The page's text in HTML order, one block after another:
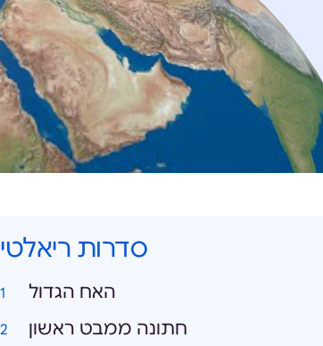
סדרות ריאלטי
האח הגדול
חתונה ממבט ראשון